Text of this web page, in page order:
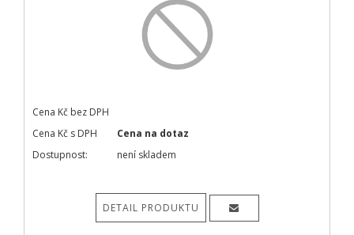
Cena Kč bez DPH
Cena Kč s DPH
Cena na dotaz
Dostupnost:
není skladem
DETAIL PRODUKTU